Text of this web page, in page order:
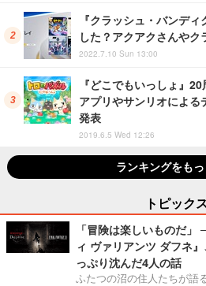
『クラッシュ・バンデ
した？アクアクさんやク
2022.7.10 Sun 13:00
『どこでもいっしょ』
アプリやサンリオによる
発表
2019.6.5 Wed 12:26
ランキングをも
トピックス
「冒険は楽しいものだ」
ィ ヴァリアンツ ダフネ
っぷり沈んだ4人の話
ふたつの沼の住人たちが語